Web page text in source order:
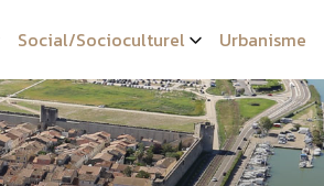
Social/Socioculturel Urbanisme